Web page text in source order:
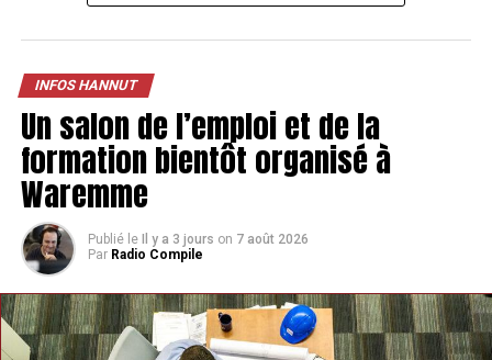
Un chantier d’un mois va débuter entre Thisnes et
Merdorp
INFOS HANNUT
Un salon de l’emploi et de la
formation bientôt organisé à
Waremme
Publié le Il y a 3 jours on 7 août 2026
Par Radio Compile